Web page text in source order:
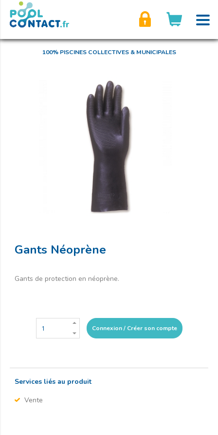
100% PISCINES COLLECTIVES & MUNICIPALES
Gants Néoprène
Gants de protection en néoprène.
Connexion / Créer son compte
Services liés au produit
Vente